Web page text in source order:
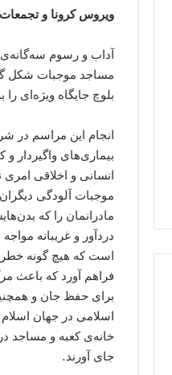
ویروس کرونا و تجمعات
آداب و رسوم
مساجد موجبات شکل
بلوچ جایگاه ویژه‌ای
انجام این مراسم در
بیماری‌های واگیردار
انسانی و اخلاقی
موجبات آلودگی
مادرانمان را که
دردآور و غریبانه
است که هیچ گونه خطر
فراهم آورد که باعث
برای حفظ جان و
اسلامی در جهان
خانه‌ی کعبه و مساجد
جای آورند.